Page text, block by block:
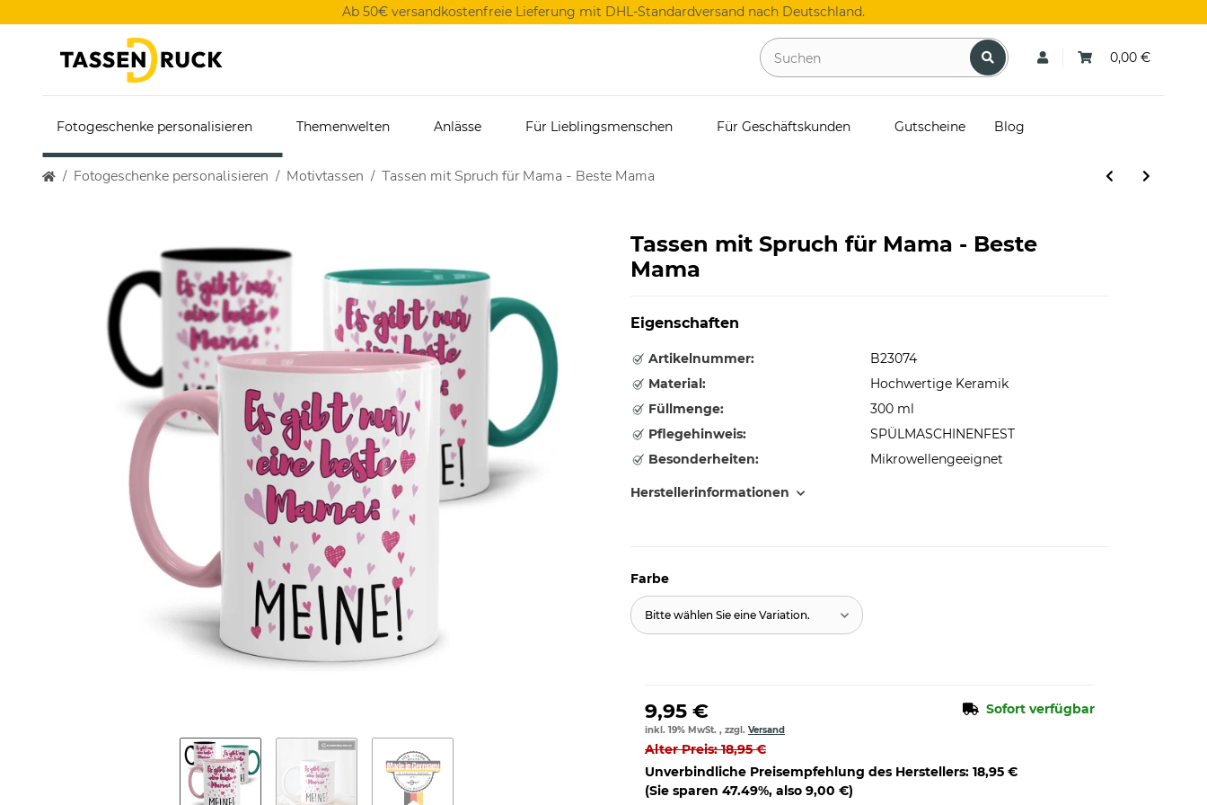
Ab 50€ versandkostenfreie Lieferung mit DHL-Standardversand nach Deutschland.
0,00 €
Fotogeschenke personalisieren Themenwelten Anlässe Für Lieblingsmenschen Für Geschäftskunden Gutscheine Blog
Fotogeschenke personalisieren Motivtassen Tassen mit Spruch für Mama - Beste Mama
Tassen mit Spruch für Mama - Beste
Mama
Eigenschaften
Artikelnummer:
B23074
Material:
Hochwertige Keramik
Füllmenge:
300 ml
Pflegehinweis:
SPÜLMASCHINENFEST
Besonderheiten:
Mikrowellengeeignet
Herstellerinformationen
Farbe
Bitte wählen Sie eine Variation.
9,95 € Sofort verfügbar
inkl. 19% MwSt. , zzgl. Versand
Alter Preis: 18,95 €
Unverbindliche Preisempfehlung des Herstellers: 18,95 €
(Sie sparen 47.49%, also 9,00 €)